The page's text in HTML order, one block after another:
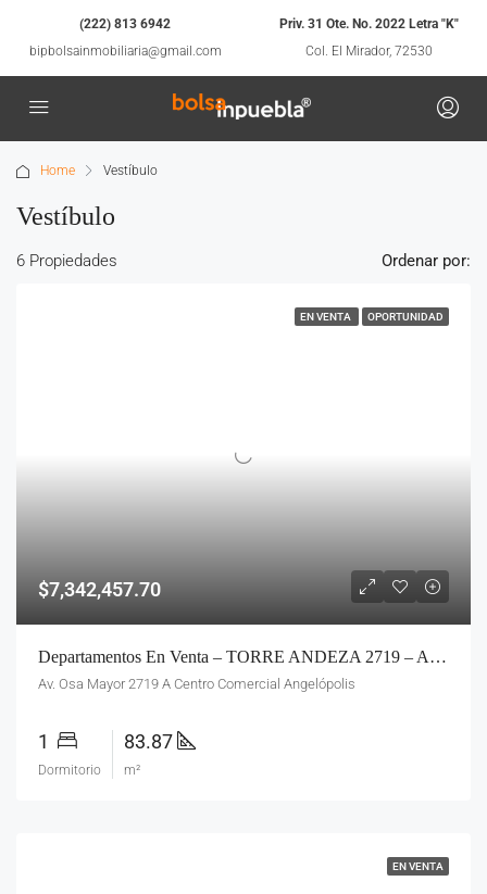
(222) 813 6942
bipbolsainmobiliaria@gmail.com
Priv. 31 Ote. No. 2022 Letra "K"
Col. El Mirador, 72530
Home Vestíbulo
Vestíbulo
6 Propiedades Ordenar por:
EN VENTA OPORTUNIDAD
$7,342,457.70
Departamentos En Venta – TORRE ANDEZA 2719 – Angelópolis
Av. Osa Mayor 2719 A Centro Comercial Angelópolis
1
Dormitorio
83.87
m²
EN VENTA